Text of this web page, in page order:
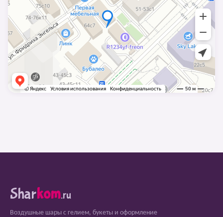
Sharkom.ru
Воздушные шары с гелием, букеты и оформление